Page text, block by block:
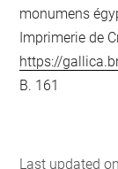
monumens
Imprimerie de
https://
B. 161
Last updated